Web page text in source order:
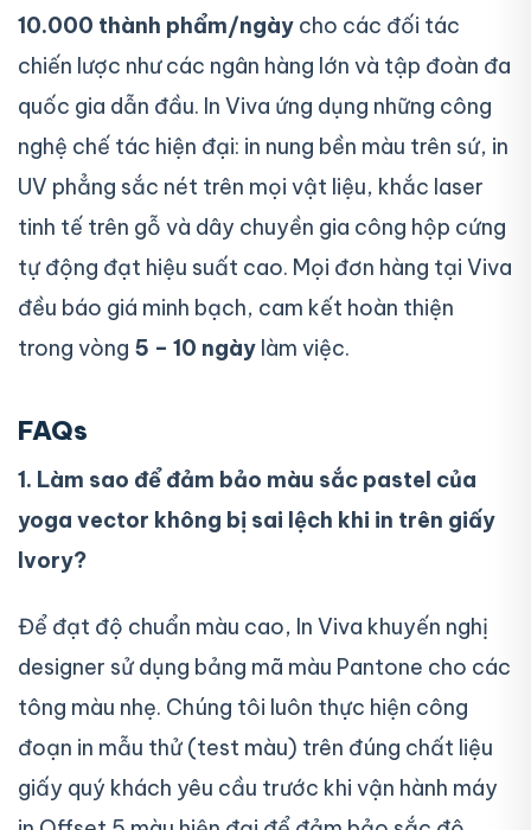
10.000 thành phẩm/ngày cho các đối tác
chiến lược như các ngân hàng lớn và tập đoàn đa
quốc gia dẫn đầu. In Viva ứng dụng những công
nghệ chế tác hiện đại: in nung bền màu trên sứ, in
UV phẳng sắc nét trên mọi vật liệu, khắc laser
tinh tế trên gỗ và dây chuyền gia công hộp cứng
tự động đạt hiệu suất cao. Mọi đơn hàng tại Viva
đều báo giá minh bạch, cam kết hoàn thiện
trong vòng 5 – 10 ngày làm việc.
FAQs
1. Làm sao để đảm bảo màu sắc pastel của
yoga vector không bị sai lệch khi in trên giấy
Ivory?
Để đạt độ chuẩn màu cao, In Viva khuyến nghị
designer sử dụng bảng mã màu Pantone cho các
tông màu nhẹ. Chúng tôi luôn thực hiện công
đoạn in mẫu thử (test màu) trên đúng chất liệu
giấy quý khách yêu cầu trước khi vận hành máy